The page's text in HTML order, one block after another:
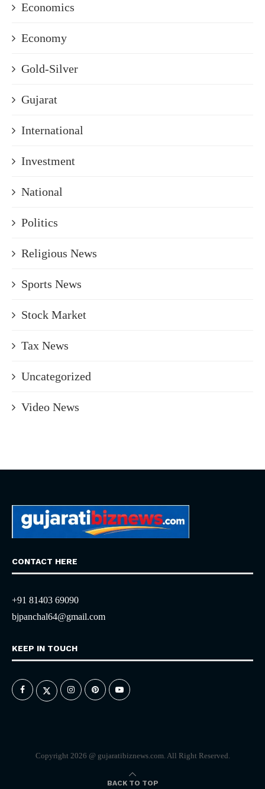
Economics
Economy
Gold-Silver
Gujarat
International
Investment
National
Politics
Religious News
Sports News
Stock Market
Tax News
Uncategorized
Video News
CONTACT HERE
+91 81403 69090
bjpanchal64@gmail.com
KEEP IN TOUCH
Copyright 2026 @ gujaratibiznews.com. All Right Reserved.
BACK TO TOP